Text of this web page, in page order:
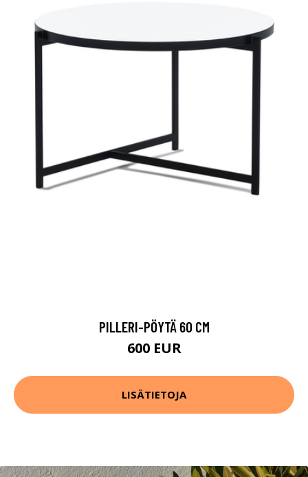
PILLERI-PÖYTÄ 60 CM
600 EUR
LISÄTIETOJA